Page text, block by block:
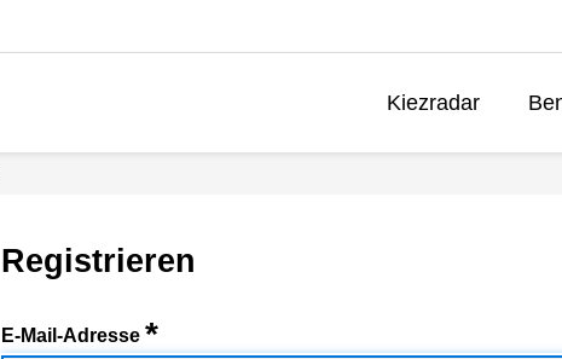
Kiezradar
Registrieren
E-Mail-Adresse *